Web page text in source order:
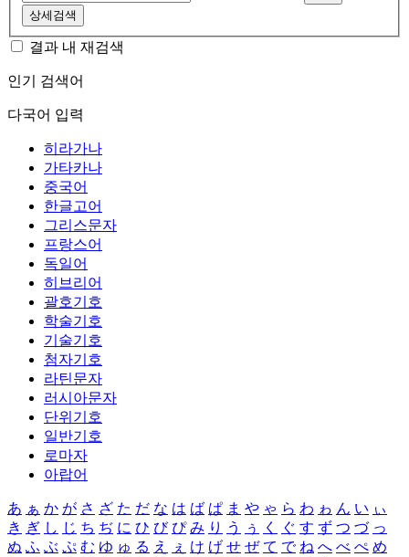
상세검색
결과 내 재검색
인기 검색어
다국어 입력
히라가나
가타카나
중국어
한글고어
그리스문자
프랑스어
독일어
히브리어
괄호기호
학술기호
기술기호
첨자기호
라틴문자
러시아문자
단위기호
일반기호
로마자
아랍어
あ ぁ か が さ ざ た だ な は ば ぱ ま や ゃ ら わ ゎ ん い ぃ
き ぎ し じ ち ぢ に ひ び ぴ み り う ぅ く ぐ す ず つ づ っ
ぬ ふ ぶ ぷ む ゆ ゅ る え ぇ け げ せ ぜ て で ね へ べ ぺ め